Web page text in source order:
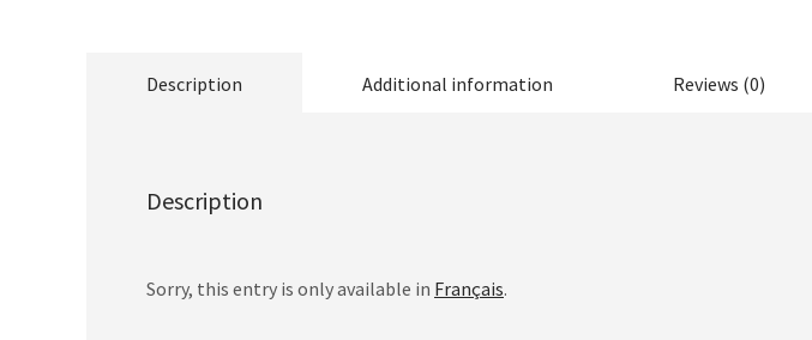
Description Additional information Reviews (0)
Description
Sorry, this entry is only available in Français.